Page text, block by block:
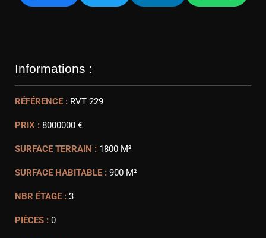
Informations :
RÉFÉRENCE : RVT 229
PRIX : 8000000 €
SURFACE TERRAIN : 1800 M²
SURFACE HABITABLE : 900 M²
NBR ÉTAGE : 3
PIÈCES : 0